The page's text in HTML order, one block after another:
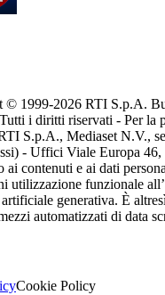
© 1999-2026 RTI S.p.A.
i diritti riservati - Per la
S.p.A., Mediaset N.V.,
- Uffici Viale Europa
ai contenuti e ai dati
utilizzazione funzionale
generativa. È
automatizzati di data
Cookie Policy